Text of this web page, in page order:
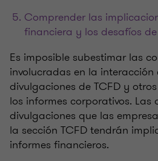
Comprender las
financiera y los desafíos
Es imposible subestimar las
involucradas en la interacción
divulgaciones de TCFD y
los informes corporativos. Las
divulgaciones que las
la sección TCFD tendrán
informes financieros.